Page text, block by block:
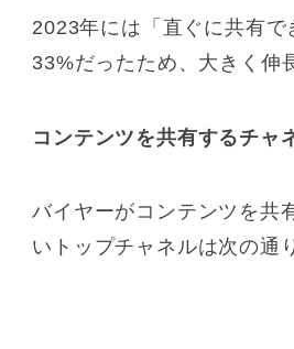
2023年には「直ぐに共有で
33%だったため、大きく伸
コンテンツを共有するチャ
バイヤーがコンテンツを共
いトップチャネルは次の通